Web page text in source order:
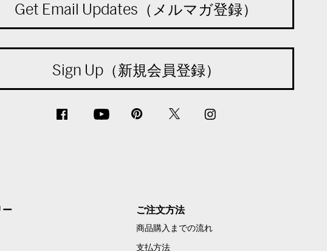
産に関して法令により定められた権利、または法律上保護される利益にかかる権利
意がない場合であっても本規約の内容を変更することができ、変更後の本規約の内容について
Get Email Updates（メルマガ登録）
Sign Up（新規会員登録）
ー ご注文方法
商品購入までの流れ
支払方法